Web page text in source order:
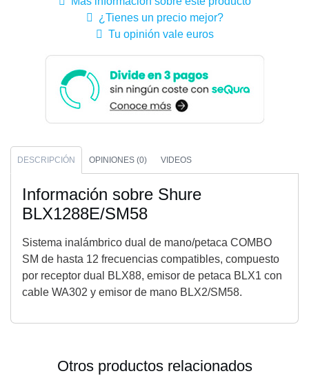
¿Tienes un precio mejor?
Tu opinión vale euros
DESCRIPCIÓN OPINIONES (0) VIDEOS
Información sobre Shure
BLX1288E/SM58
Sistema inalámbrico dual de mano/petaca COMBO
SM de hasta 12 frecuencias compatibles, compuesto
por receptor dual BLX88, emisor de petaca BLX1 con
cable WA302 y emisor de mano BLX2/SM58.
Otros productos relacionados